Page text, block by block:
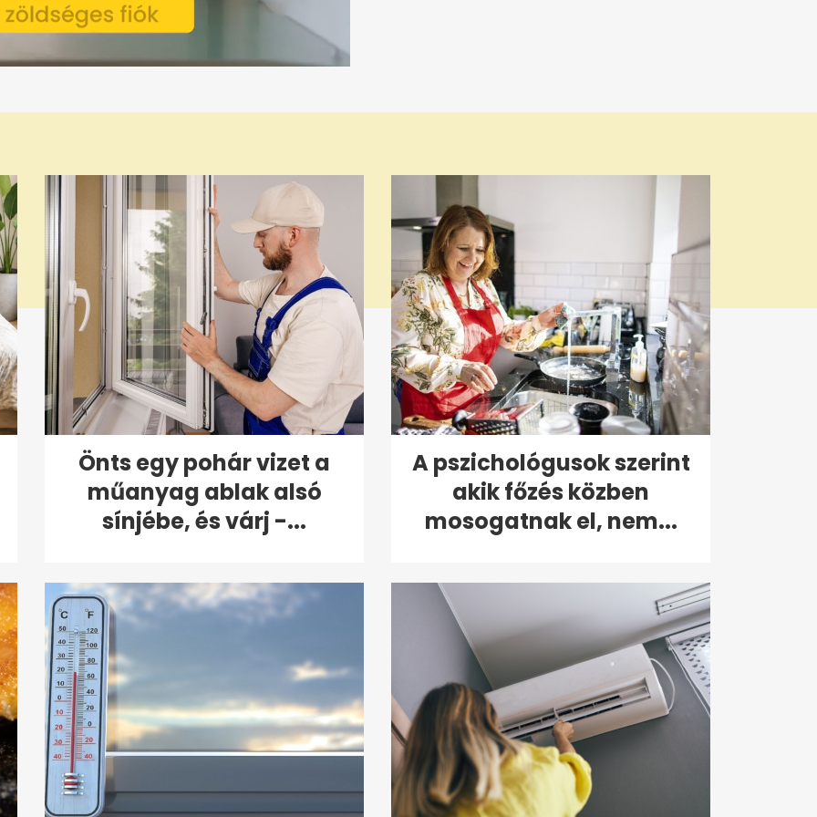
Önts egy pohár vizet a
műanyag ablak alsó
sínjébe, és várj -...
A pszichológusok szerint
akik főzés közben
mosogatnak el, nem...